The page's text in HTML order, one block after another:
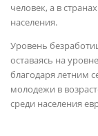
человек, а в
населения.
Уровень
оставаясь на
благодаря летним
молодежи в
среди населения